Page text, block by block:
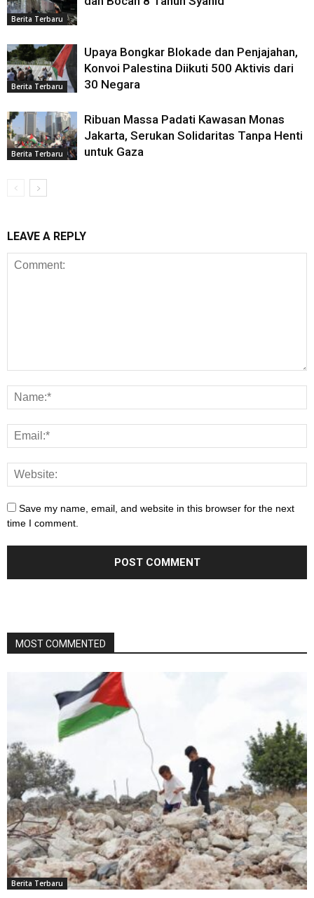
Berita Terbaru
Berita Terbaru
Upaya Bongkar Blokade dan Penjajahan,
Konvoi Palestina Diikuti 500 Aktivis dari
30 Negara
Berita Terbaru
Ribuan Massa Padati Kawasan Monas
Jakarta, Serukan Solidaritas Tanpa Henti
untuk Gaza
LEAVE A REPLY
Save my name, email, and website in this browser for the next
time I comment.
MOST COMMENTED
Berita Terbaru